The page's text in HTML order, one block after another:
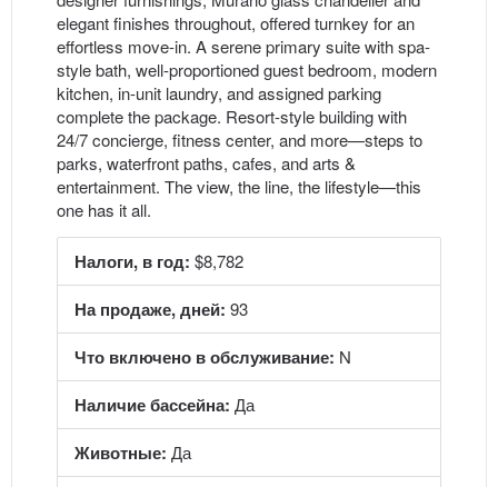
elegant finishes throughout, offered turnkey for an
effortless move-in. A serene primary suite with spa-
style bath, well-proportioned guest bedroom, modern
kitchen, in-unit laundry, and assigned parking
complete the package. Resort-style building with
24/7 concierge, fitness center, and more—steps to
parks, waterfront paths, cafes, and arts &
entertainment. The view, the line, the lifestyle—this
one has it all.
Налоги, в год: $8,782
На продаже, дней: 93
Что включено в обслуживание: N
Наличие бассейна: Да
Животные: Да